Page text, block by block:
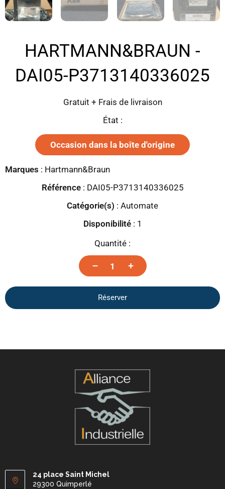
HARTMANN&BRAUN -
DAI05-P3713140336025
Gratuit + Frais de livraison
État :
Occasion dans la boîte d'origine
Marques : Hartmann&Braun
Référence: DAI05-P3713140336025
Catégorie(s) : Automate
Disponibilité: 1
Quantité :
– +
Réserver
24 place Saint Michel
29300 Quimperlé